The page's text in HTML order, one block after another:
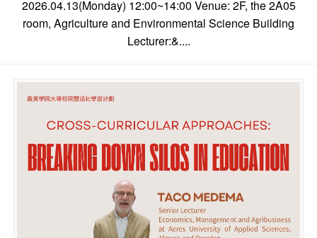
2026.04.13(Monday) 12:00~14:00 Venue: 2F, the 2A05
room, Agriculture and Environmental Science Building
Lecturer:&....